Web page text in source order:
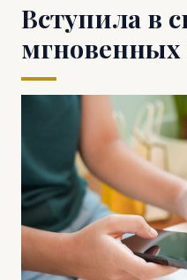
Вступила в